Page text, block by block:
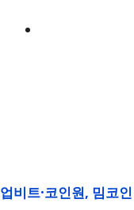
업비트·코인원, 밈코